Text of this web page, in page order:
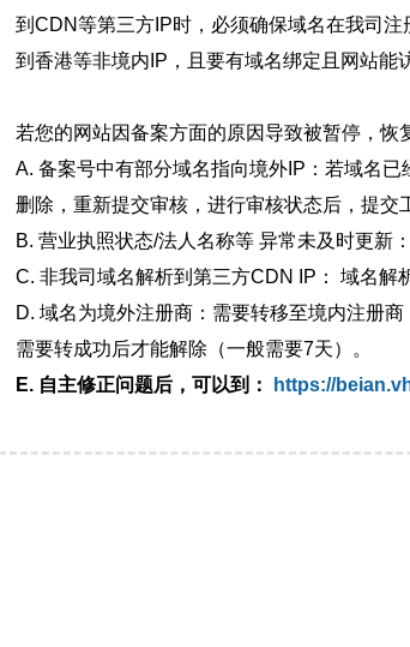
到CDN等第三方IP时，必须确保域名在我司
到香港等非境内IP，且要有域名绑定且网站
若您的网站因备案方面的原因导致被暂停，恢
A. 备案号中有部分域名指向境外IP：若域名
删除，重新提交审核，进行审核状态后，提交
B. 营业执照状态/法人名称等 异常未及时更新
C. 非我司域名解析到第三方CDN IP： 域名解
D. 域名为境外注册商：需要转移至境内注册商
需要转成功后才能解除（一般需要7天）。
E. 自主修正问题后，可以到：
https://